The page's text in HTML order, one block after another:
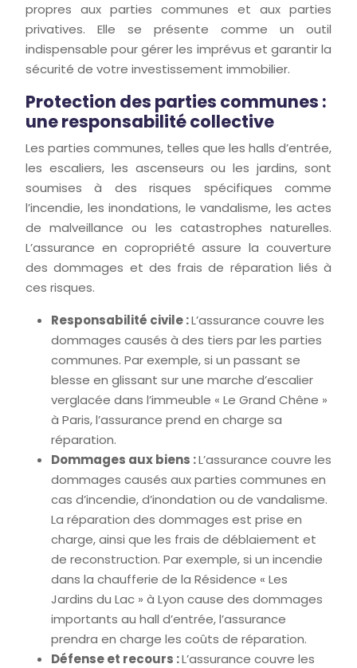
propres aux parties communes et aux parties
privatives. Elle se présente comme un outil
indispensable pour gérer les imprévus et garantir la
sécurité de votre investissement immobilier.
Protection des parties communes :
une responsabilité collective
Les parties communes, telles que les halls d’entrée,
les escaliers, les ascenseurs ou les jardins, sont
soumises à des risques spécifiques comme
l’incendie, les inondations, le vandalisme, les actes
de malveillance ou les catastrophes naturelles.
L’assurance en copropriété assure la couverture
des dommages et des frais de réparation liés à
ces risques.
Responsabilité civile :L’assurance couvre les
dommages causés à des tiers par les parties
communes. Par exemple, si un passant se
blesse en glissant sur une marche d’escalier
verglacée dans l’immeuble « Le Grand Chêne »
à Paris, l’assurance prend en charge sa
réparation.
Dommages aux biens :L’assurance couvre les
dommages causés aux parties communes en
cas d’incendie, d’inondation ou de vandalisme.
La réparation des dommages est prise en
charge, ainsi que les frais de déblaiement et
de reconstruction. Par exemple, si un incendie
dans la chaufferie de la Résidence « Les
Jardins du Lac » à Lyon cause des dommages
importants au hall d’entrée, l’assurance
prendra en charge les coûts de réparation.
Défense et recours :L’assurance couvre les